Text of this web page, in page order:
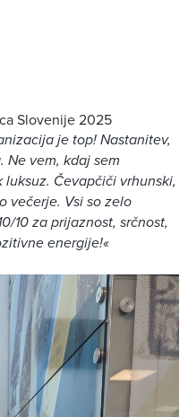
Slovenije 2025
je top! Nastanitev,
Ne vem, kdaj sem
Čevapčiči vrhunski,
večerje. Vsi so zelo
10 za prijaznost, srčnost,
energije!«